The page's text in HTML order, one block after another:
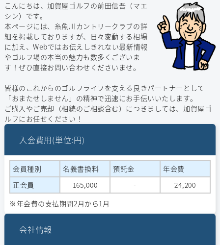
こんにちは、加賀屋ゴルフの前田信吾（マエ
シン）です。
本ページには、糸魚川カントリークラブの詳
細を掲載しておりますが、日々変動する相場
に加え、Webではお伝えしきれない最新情報
やゴルフ場の本当の魅力も数多くございま
す！ぜひ直接お問い合わせくださいませ。
皆様のこれからのゴルフライフを支える良きパートナーとして
「おまたせしません」の精神で迅速にお手伝いいたします。
ご購入やご売却（相続のご相談含む）につきましては、加賀屋ゴ
ルフにお任せください！
入会費用(単位:円)
会員種別 名義書換料 預託金
年会費
正会員
165,000 -
24,200
※年会費の支払期間2月から1月
会社情報